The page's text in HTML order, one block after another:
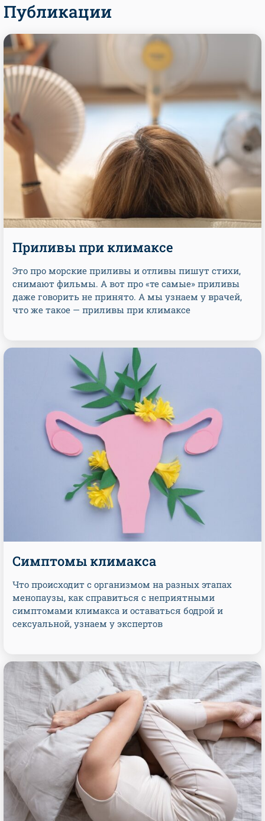
Публикации
Приливы при климаксе
Это про морские приливы и отливы пишут стихи,
снимают фильмы. А вот про «те самые» приливы
даже говорить не принято. А мы узнаем у врачей,
что же такое — приливы при климаксе
Симптомы климакса
Что происходит с организмом на разных этапах
менопаузы, как справиться с неприятными
симптомами климакса и оставаться бодрой и
сексуальной, узнаем у экспертов